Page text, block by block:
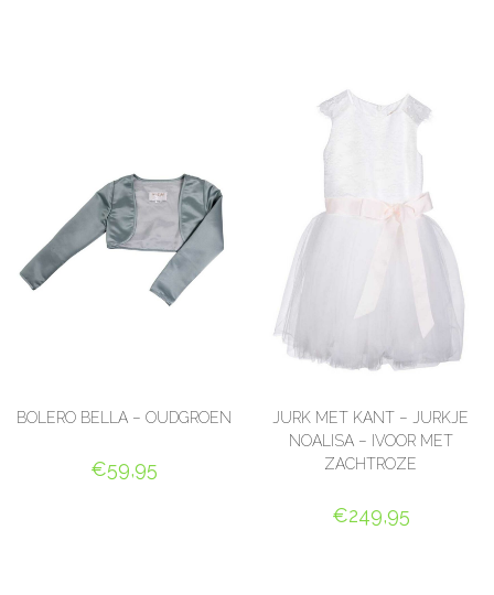
BOLERO BELLA – OUDGROEN
€59,95
JURK MET KANT – JURKJE
NOALISA – IVOOR MET
ZACHTROZE
€249,95